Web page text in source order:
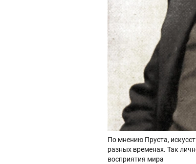
По мнению Пруста,
разных временах. Так
восприятия мира